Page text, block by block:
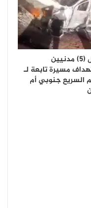
مقتل (5) مدنيين
مسيرة تابعة لـ
السريع جنوبي أم